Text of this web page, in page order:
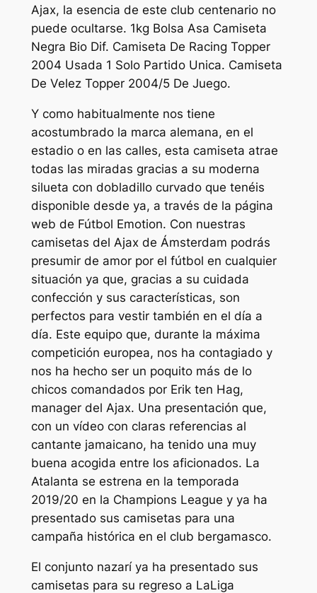
Ajax, la esencia de este club centenario no
puede ocultarse. 1kg Bolsa Asa Camiseta
Negra Bio Dif. Camiseta De Racing Topper
2004 Usada 1 Solo Partido Unica. Camiseta
De Velez Topper 2004/5 De Juego.
Y como habitualmente nos tiene
acostumbrado la marca alemana, en el
estadio o en las calles, esta camiseta atrae
todas las miradas gracias a su moderna
silueta con dobladillo curvado que tenéis
disponible desde ya, a través de la página
web de Fútbol Emotion. Con nuestras
camisetas del Ajax de Ámsterdam podrás
presumir de amor por el fútbol en cualquier
situación ya que, gracias a su cuidada
confección y sus características, son
perfectos para vestir también en el día a
día. Este equipo que, durante la máxima
competición europea, nos ha contagiado y
nos ha hecho ser un poquito más de lo
chicos comandados por Erik ten Hag,
manager del Ajax. Una presentación que,
con un vídeo con claras referencias al
cantante jamaicano, ha tenido una muy
buena acogida entre los aficionados. La
Atalanta se estrena en la temporada
2019/20 en la Champions League y ya ha
presentado sus camisetas para una
campaña histórica en el club bergamasco.
El conjunto nazarí ya ha presentado sus
camisetas para su regreso a LaLiga